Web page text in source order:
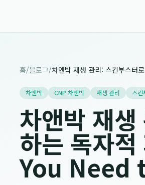
홈/블로그/
차앤박 CNP 차앤박 재생 관리 스킨
차앤박 재
하는 독자
You Need